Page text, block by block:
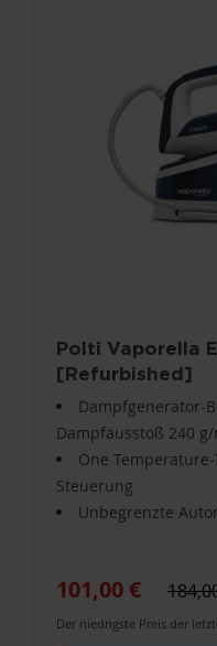
Polti Vaporella
[Refurbished]
Dampfgenerator-
Dampfausstoß 240
One
Steuerung
Unbegrenzte
101,00 €
Der niedrigste Preis der